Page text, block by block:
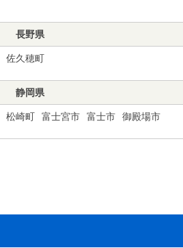
長野県
佐久穂町
静岡県
松崎町 富士宮市 富士市 御殿場市